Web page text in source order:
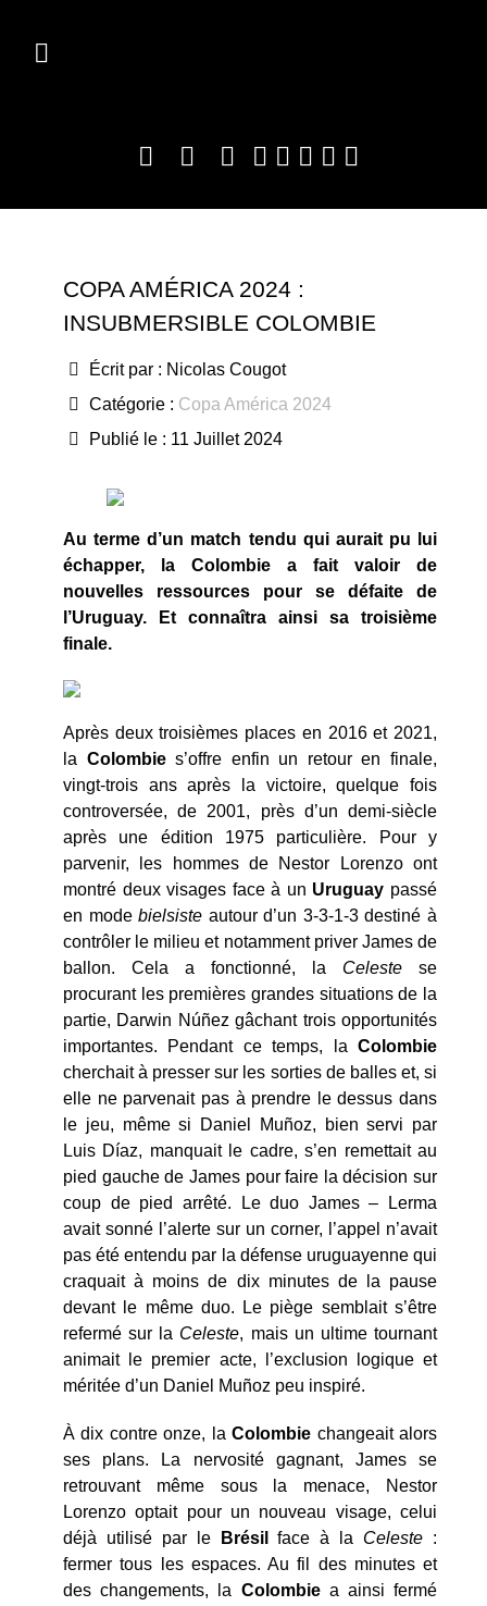
COPA AMÉRICA 2024 :
INSUBMERSIBLE COLOMBIE
Écrit par : Nicolas Cougot
Catégorie : Copa América 2024
Publié le : 11 Juillet 2024
Au terme d’un match tendu qui aurait pu lui
échapper, la Colombie a fait valoir de
nouvelles ressources pour se défaite de
l’Uruguay. Et connaîtra ainsi sa troisième
finale.
Après deux troisièmes places en 2016 et 2021,
la Colombies’offre enfin un retour en finale,
vingt-trois ans après la victoire, quelque fois
controversée, de 2001, près d’un demi-siècle
après une édition 1975 particulière. Pour y
parvenir, les hommes de Nestor Lorenzo ont
montré deux visages face à un Uruguay passé
en modebielsiste autour d’un 3-3-1-3 destiné à
contrôler le milieu et notamment priver James de
ballon. Cela a fonctionné, la Celeste se
procurant les premières grandes situations de la
partie, Darwin Núñez gâchant trois opportunités
importantes. Pendant ce temps, la Colombie
cherchait à presser sur les sorties de balles et, si
elle ne parvenait pas à prendre le dessus dans
le jeu, même si Daniel Muñoz, bien servi par
Luis Díaz, manquait le cadre, s’en remettait au
pied gauche de James pour faire la décision sur
coup de pied arrêté. Le duo James – Lerma
avait sonné l’alerte sur un corner, l’appel n’avait
pas été entendu par la défense uruguayenne qui
craquait à moins de dix minutes de la pause
devant le même duo. Le piège semblait s’être
refermé sur la Celeste, mais un ultime tournant
animait le premier acte, l’exclusion logique et
méritée d’un Daniel Muñoz peu inspiré.
À dix contre onze, laColombie changeait alors
ses plans. La nervosité gagnant, James se
retrouvant même sous la menace, Nestor
Lorenzo optait pour un nouveau visage, celui
déjà utilisé par le
Brésil face à la Celeste :
fermer tous les espaces. Au fil des minutes et
des changements, la Colombiea ainsi fermé